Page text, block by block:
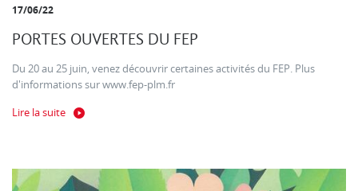
17/06/22
PORTES OUVERTES DU FEP
Du 20 au 25 juin, venez découvrir certaines activités du FEP. Plus
d'informations sur www.fep-plm.fr
Lire la suite